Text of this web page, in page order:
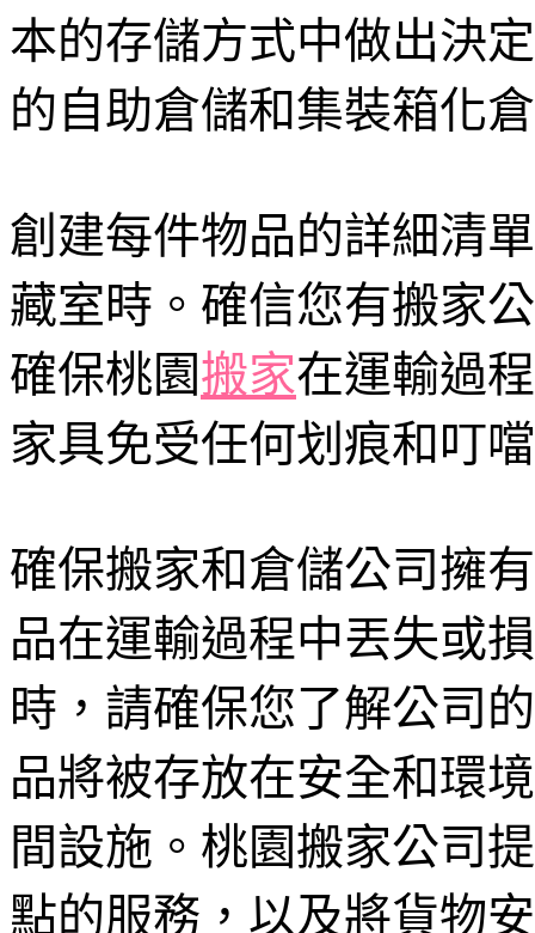
本的存儲方式中做出決
的自助倉儲和集裝箱化
創建每件物品的詳細清
藏室時。確信您有搬家
確保桃園搬家在運輸過
家具免受任何划痕和叮
確保搬家和倉儲公司擁
品在運輸過程中丟失或
時，請確保您了解公司
品將被存放在安全和環
間設施。桃園搬家公司
點的服務，以及將貨物